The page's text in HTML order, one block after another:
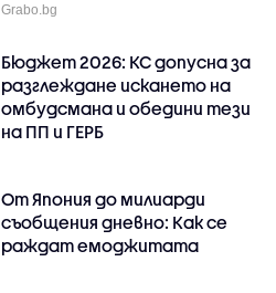
Grabo.bg
Бюджет 2026: КС допусна за
разглеждане искането на
омбудсмана и обедини тези
на ПП и ГЕРБ
От Япония до милиарди
съобщения дневно: Как се
раждат емоджитата